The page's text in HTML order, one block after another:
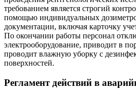
требованием является строгий
помощью индивидуальных
документации, включая карточку
По окончании работы персонал
электрооборудование, приводит в
проводит влажную уборку с
поверхностей.
Регламент действий в